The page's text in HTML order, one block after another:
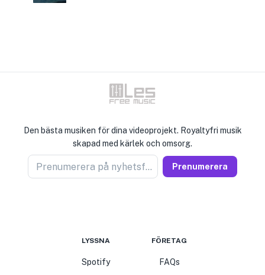
Den bästa musiken för dina videoprojekt. Royaltyfri musik
skapad med kärlek och omsorg.
Prenumerera på nyhetsförsäljare Prenumerera
LYSSNA
Spotify
FÖRETAG
FAQs